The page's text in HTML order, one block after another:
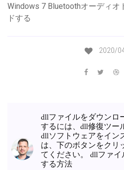
Windows 7 Bluetoothオーディオ
ドする
2020/
dllファイルをダウンロ
するには、dll修復ツー
dllソフトウェアをイン
は、下のボタンをクリ
てください。 dllファ
する方法